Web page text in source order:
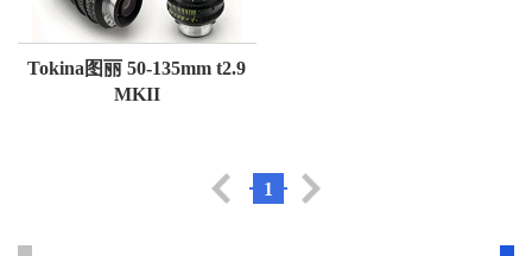
Tokina图丽 50-135mm t2.9
MKII
1